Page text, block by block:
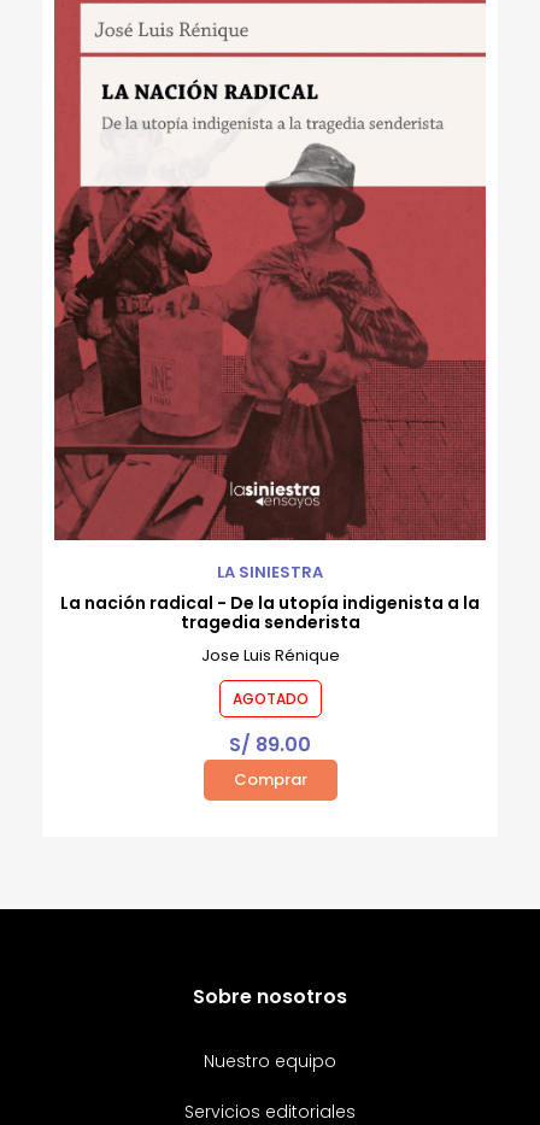
LA SINIESTRA
La nación radical - De la utopía indigenista a la
tragedia senderista
Jose Luis Rénique
AGOTADO
S/ 89.00
Comprar
Sobre nosotros
Nuestro equipo
Servicios editoriales